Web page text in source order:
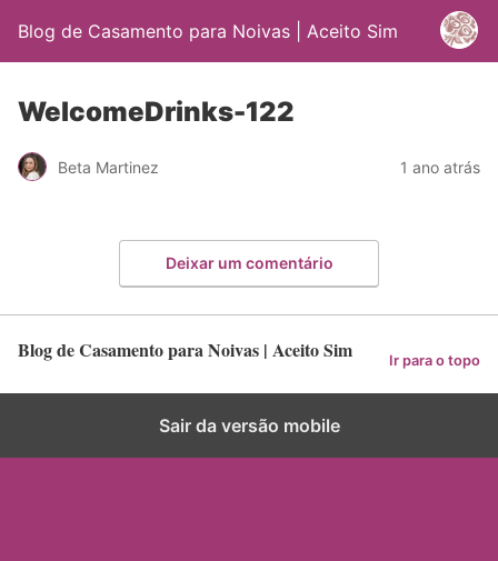
Blog de Casamento para Noivas | Aceito Sim
WelcomeDrinks-122
Beta Martinez 1 ano atrás
Deixar um comentário
Blog de Casamento para Noivas | Aceito Sim Ir para o topo
Sair da versão mobile